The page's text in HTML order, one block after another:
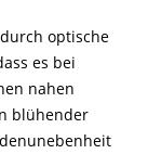
optische
es bei
nahen
blühender